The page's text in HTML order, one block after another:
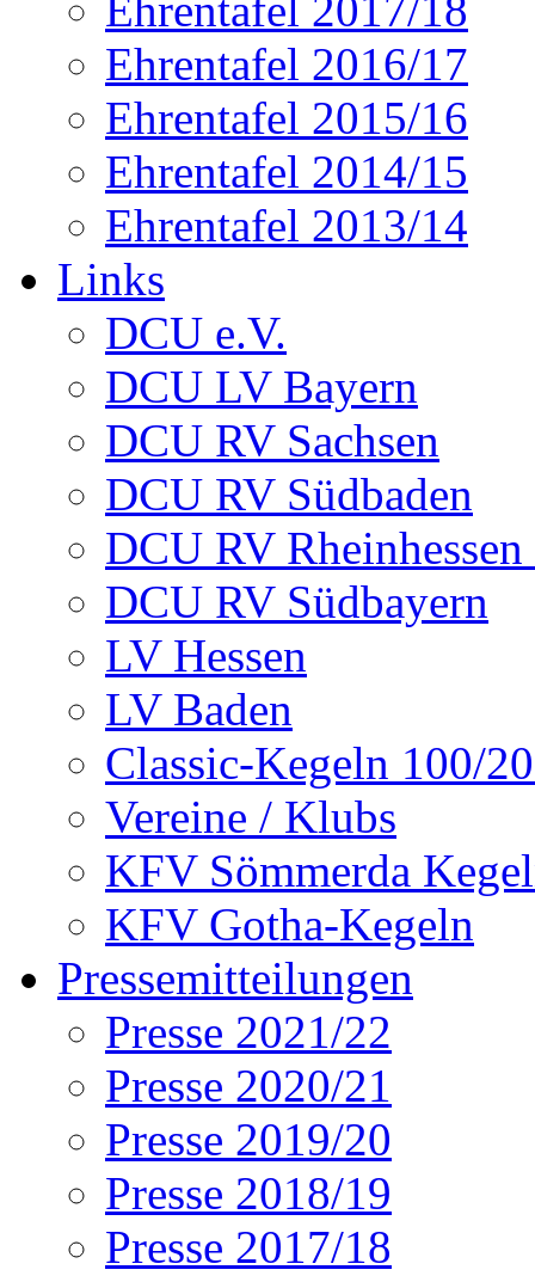
Ehrentafel 2016/17
Ehrentafel 2015/16
Ehrentafel 2014/15
Ehrentafel 2013/14
Links
DCU e.V.
DCU LV Bayern
DCU RV Sachsen
DCU RV Südbaden
DCU RV
DCU RV Südbayern
LV Hessen
LV Baden
Classic-Kegeln 100/
Vereine / Klubs
KFV Sömmerda
KFV Gotha-Kegeln
Pressemitteilungen
Presse 2021/22
Presse 2020/21
Presse 2019/20
Presse 2018/19
Presse 2017/18